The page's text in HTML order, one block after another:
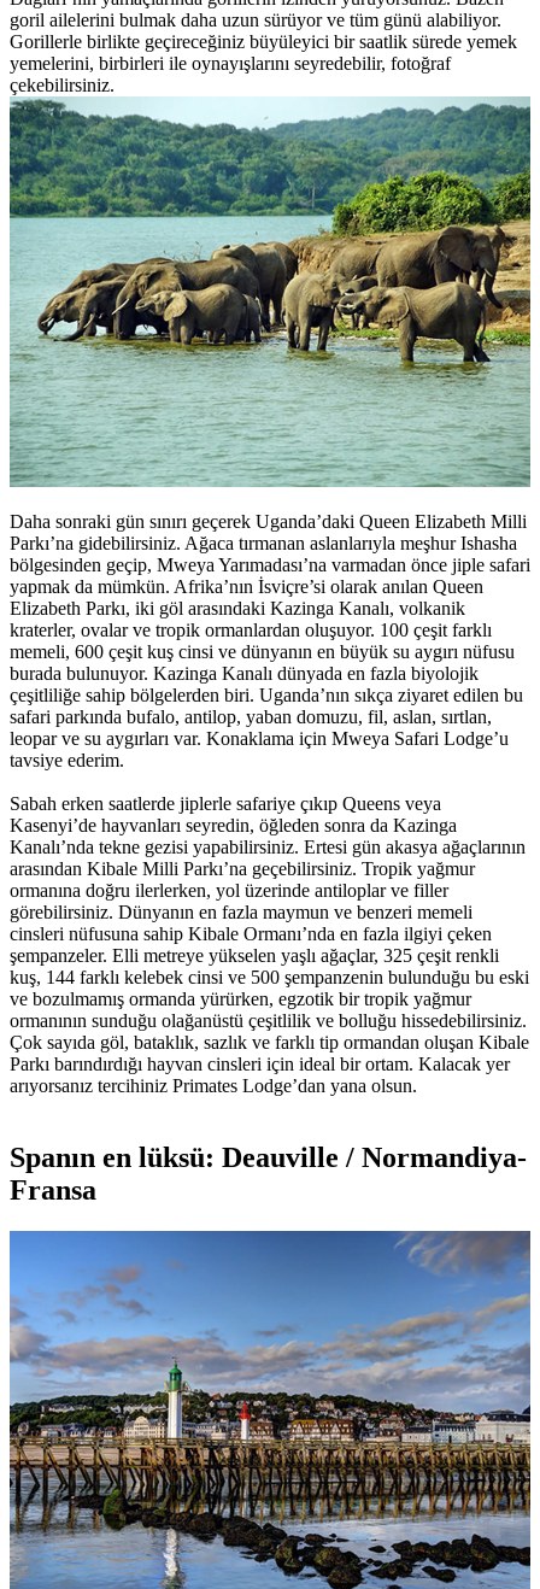
goril ailelerini bulmak daha uzun sürüyor ve tüm günü alabiliyor.
Gorillerle birlikte geçireceğiniz büyüleyici bir saatlik sürede yemek
yemelerini, birbirleri ile oynayışlarını seyredebilir, fotoğraf
çekebilirsiniz.
Daha sonraki gün sınırı geçerek Uganda’daki Queen Elizabeth Milli
Parkı’na gidebilirsiniz. Ağaca tırmanan aslanlarıyla meşhur Ishasha
bölgesinden geçip, Mweya Yarımadası’na varmadan önce jiple safari
yapmak da mümkün. Afrika’nın İsviçre’si olarak anılan Queen
Elizabeth Parkı, iki göl arasındaki Kazinga Kanalı, volkanik
kraterler, ovalar ve tropik ormanlardan oluşuyor. 100 çeşit farklı
memeli, 600 çeşit kuş cinsi ve dünyanın en büyük su aygırı nüfusu
burada bulunuyor. Kazinga Kanalı dünyada en fazla biyolojik
çeşitliliğe sahip bölgelerden biri. Uganda’nın sıkça ziyaret edilen bu
safari parkında bufalo, antilop, yaban domuzu, fil, aslan, sırtlan,
leopar ve su aygırları var. Konaklama için Mweya Safari Lodge’u
tavsiye ederim.
Sabah erken saatlerde jiplerle safariye çıkıp Queens veya
Kasenyi’de hayvanları seyredin, öğleden sonra da Kazinga
Kanalı’nda tekne gezisi yapabilirsiniz. Ertesi gün akasya ağaçlarının
arasından Kibale Milli Parkı’na geçebilirsiniz. Tropik yağmur
ormanına doğru ilerlerken, yol üzerinde antiloplar ve filler
görebilirsiniz. Dünyanın en fazla maymun ve benzeri memeli
cinsleri nüfusuna sahip Kibale Ormanı’nda en fazla ilgiyi çeken
şempanzeler. Elli metreye yükselen yaşlı ağaçlar, 325 çeşit renkli
kuş, 144 farklı kelebek cinsi ve 500 şempanzenin bulunduğu bu eski
ve bozulmamış ormanda yürürken, egzotik bir tropik yağmur
ormanının sunduğu olağanüstü çeşitlilik ve bolluğu hissedebilirsiniz.
Çok sayıda göl, bataklık, sazlık ve farklı tip ormandan oluşan Kibale
Parkı barındırdığı hayvan cinsleri için ideal bir ortam. Kalacak yer
arıyorsanız tercihiniz Primates Lodge’dan yana olsun.
Spanın en lüksü: Deauville / Normandiya-
Fransa